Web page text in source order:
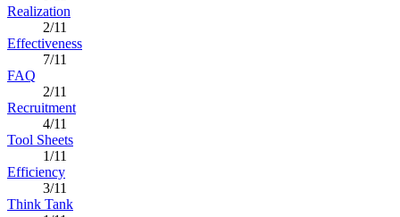
Realization
2/11
Effectiveness
7/11
FAQ
2/11
Recruitment
4/11
Tool Sheets
1/11
Efficiency
3/11
Think Tank